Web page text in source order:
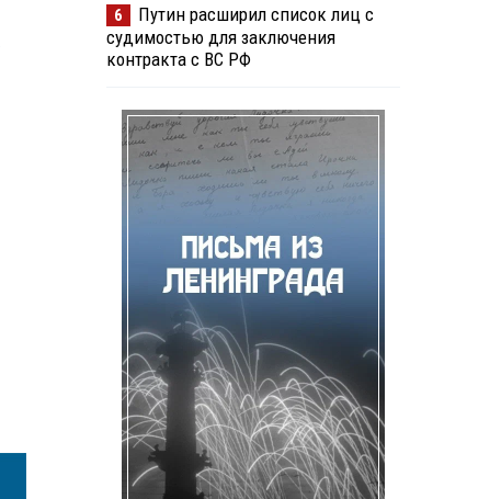
6
Путин расширил список лиц с
судимостью для заключения
контракта с ВС РФ